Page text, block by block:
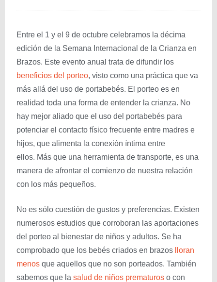
Entre el 1 y el 9 de octubre celebramos la décima
edición de la Semana Internacional de la Crianza en
Brazos. Este evento anual trata de difundir los
beneficios del porteo, visto como una práctica que va
más allá del uso de portabebés. El porteo es en
realidad toda una forma de entender la crianza. No
hay mejor aliado que el uso del portabebés para
potenciar el contacto físico frecuente entre madres e
hijos, que alimenta la conexión íntima entre
ellos. Más que una herramienta de transporte, es una
manera de afrontar el comienzo de nuestra relación
con los más pequeños.
No es sólo cuestión de gustos y preferencias. Existen
numerosos estudios que corroboran las aportaciones
del porteo al bienestar de niños y adultos. Se ha
comprobado que los bebés criados en brazos
lloran
menos que aquellos que no son porteados. También
sabemos que la salud de niños prematuros o con